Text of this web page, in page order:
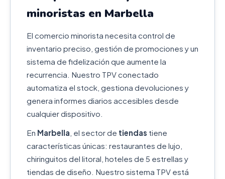
minoristas en Marbella
El comercio minorista necesita control de
inventario preciso, gestión de promociones y un
sistema de fidelización que aumente la
recurrencia. Nuestro TPV conectado
automatiza el stock, gestiona devoluciones y
genera informes diarios accesibles desde
cualquier dispositivo.
En Marbella , el sector de tiendas tiene
características únicas: restaurantes de lujo,
chiringuitos del litoral, hoteles de 5 estrellas y
tiendas de diseño. Nuestro sistema TPV está